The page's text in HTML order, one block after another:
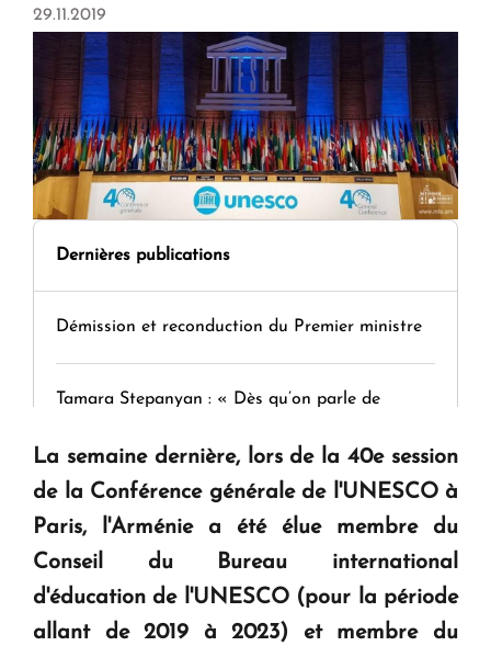
29.11.2019
Dernières publications
Démission et reconduction du Premier ministre
Tamara Stepanyan : « Dès qu’on parle de
" Tant qu'il n'existe pas d'alternative concrète, la
question d'un référendum ne se pose pas. "
KASA : 30 ans d'audace, de résilience et d'avenir
en Arménie
La semaine dernière, lors de la 40e session
de la Conférence générale de l'UNESCO à
Paris, l'Arménie a été élue membre du
Conseil du Bureau international
d'éducation de l'UNESCO (pour la période
allant de 2019 à 2023) et membre du